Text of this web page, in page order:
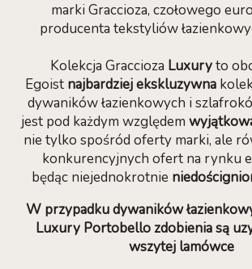
marki Graccioza, czołowego
producenta tekstyliów
Kolekcja Graccioza Luxuryto
Egoist najbardziej ekskluzywna
dywaników łazienkowych i
jest pod każdym względem
nie tylko spośród oferty marki, ale
konkurencyjnych ofert na rynku
będąc niejednokrotnie
W przypadku dywaników
Luxury Portobello zdobienia są
wszytej lamówce